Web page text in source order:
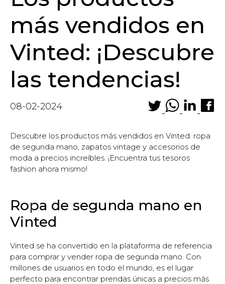
más vendidos en
Vinted: ¡Descubre
las tendencias!
08-02-2024
Descubre los productos más vendidos en Vinted: ropa
de segunda mano, zapatos vintage y accesorios de
moda a precios increíbles. ¡Encuentra tus tesoros
fashion ahora mismo!
Ropa de segunda mano en
Vinted
Vinted se ha convertido en la plataforma de referencia
para comprar y vender ropa de segunda mano. Con
millones de usuarios en todo el mundo, es el lugar
perfecto para encontrar prendas únicas a precios más